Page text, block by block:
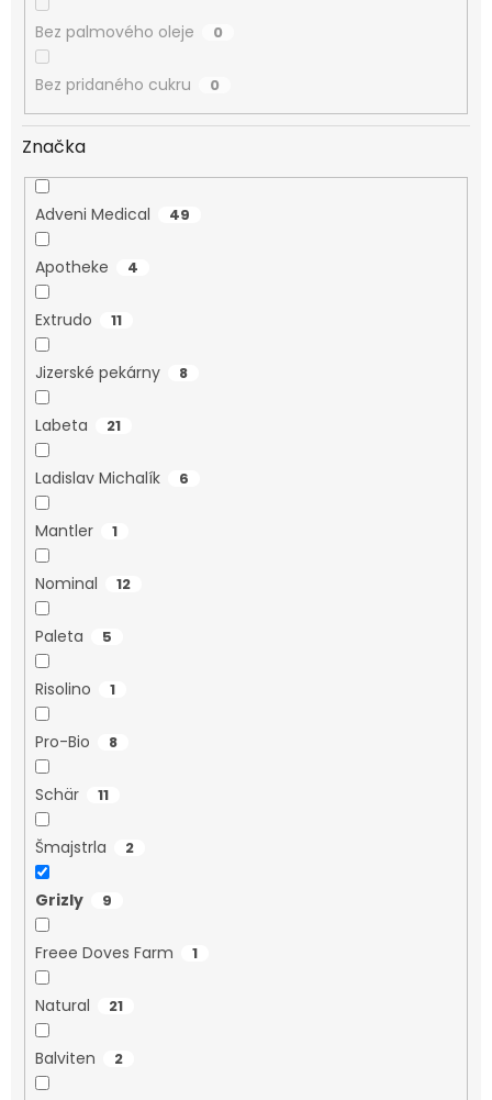
Bez palmového oleje 0
Bez pridaného cukru 0
Značka
Adveni Medical 49
Apotheke 4
Extrudo 11
Jizerské pekárny 8
Labeta 21
Ladislav Michalík 6
Mantler 1
Nominal 12
Paleta 5
Risolino 1
Pro-Bio 8
Schär 11
Šmajstrla 2
Grizly 9
Freee Doves Farm 1
Natural 21
Balviten 2